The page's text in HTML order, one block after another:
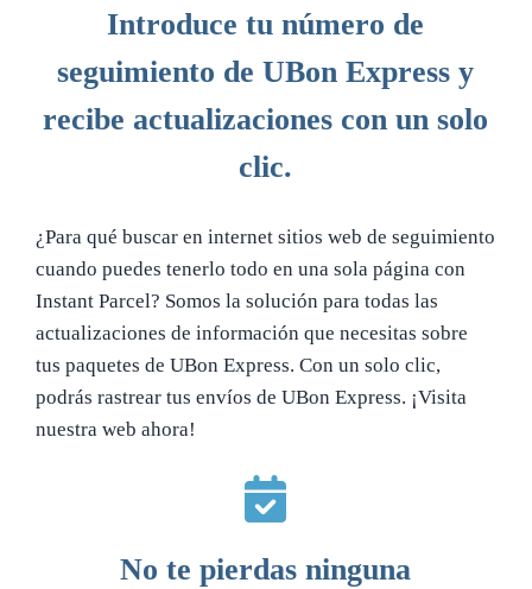
Introduce tu número de
seguimiento de UBon Express y
recibe actualizaciones con un solo
clic.
¿Para qué buscar en internet sitios web de seguimiento
cuando puedes tenerlo todo en una sola página con
Instant Parcel? Somos la solución para todas las
actualizaciones de información que necesitas sobre
tus paquetes de UBon Express. Con un solo clic,
podrás rastrear tus envíos de UBon Express. ¡Visita
nuestra web ahora!
No te pierdas ninguna